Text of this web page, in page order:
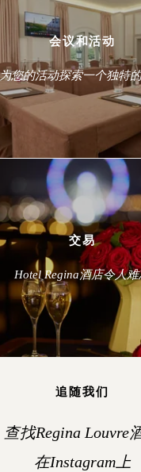
会议和活动
为您的活动探索一个独特
交易
Hotel Regina酒店令人
追随我们
查找Regina Louvre
在Instagram上